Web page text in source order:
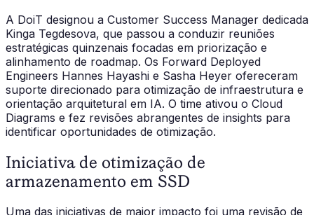
A DoiT designou a Customer Success Manager dedicada
Kinga Tegdesova, que passou a conduzir reuniões
estratégicas quinzenais focadas em priorização e
alinhamento de roadmap. Os Forward Deployed
Engineers Hannes Hayashi e Sasha Heyer ofereceram
suporte direcionado para otimização de infraestrutura e
orientação arquitetural em IA. O time ativou o Cloud
Diagrams e fez revisões abrangentes de insights para
identificar oportunidades de otimização.
Iniciativa de otimização de
armazenamento em SSD
Uma das iniciativas de maior impacto foi uma revisão de